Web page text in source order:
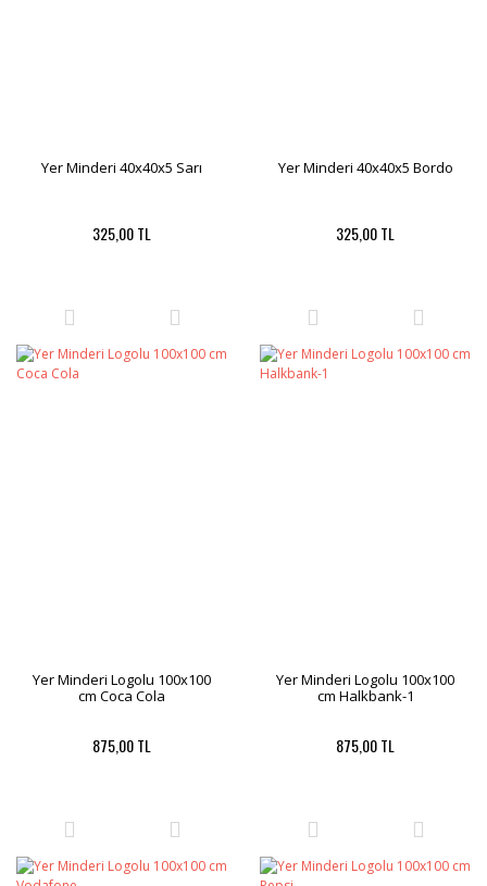
Yer Minderi 40x40x5 Sarı
325,00 TL
Yer Minderi 40x40x5 Bordo
325,00 TL
Yer Minderi Logolu 100x100
cm Coca Cola
875,00 TL
Yer Minderi Logolu 100x100
cm Halkbank-1
875,00 TL